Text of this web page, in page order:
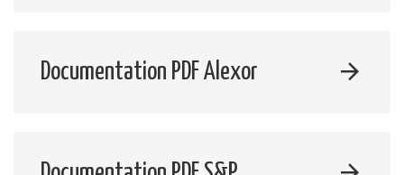
Documentation PDF Alexor